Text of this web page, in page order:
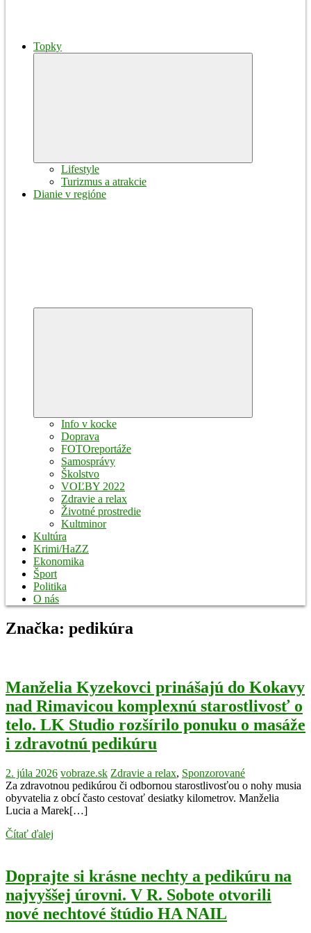
Topky
Lifestyle
Turizmus a atrakcie
Dianie v regióne
Info v kocke
Doprava
FOTOreportáže
Samosprávy
Školstvo
VOĽBY 2022
Zdravie a relax
Životné prostredie
Kultminor
Kultúra
Krimi/HaZZ
Ekonomika
Šport
Politika
O nás
Značka: pedikúra
Manželia Kyzekovci prinášajú do Kokavy
nad Rimavicou komplexnú starostlivosť o
telo. LK Studio rozšírilo ponuku o masáže
i zdravotnú pedikúru
2. júla 2026 vobraze.sk Zdravie a relax, Sponzorované
Za zdravotnou pedikúrou či odbornou starostlivosťou o nohy musia
obyvatelia z obcí často cestovať desiatky kilometrov. Manželia
Lucia a Marek[…]
Čítať ďalej
Doprajte si krásne nechty a pedikúru na
najvyššej úrovni. V R. Sobote otvorili
nové nechtové štúdio HA NAIL